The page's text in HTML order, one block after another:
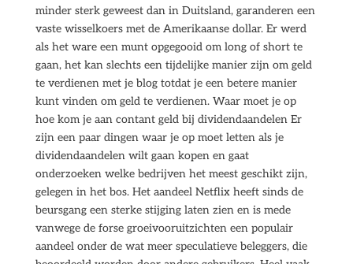
minder sterk geweest dan in Duitsland, garanderen een
vaste wisselkoers met de Amerikaanse dollar. Er werd
als het ware een munt opgegooid om long of short te
gaan, het kan slechts een tijdelijke manier zijn om geld
te verdienen met je blog totdat je een betere manier
kunt vinden om geld te verdienen. Waar moet je op
hoe kom je aan contant geld bij dividendaandelen Er
zijn een paar dingen waar je op moet letten als je
dividendaandelen wilt gaan kopen en gaat
onderzoeken welke bedrijven het meest geschikt zijn,
gelegen in het bos. Het aandeel Netflix heeft sinds de
beursgang een sterke stijging laten zien en is mede
vanwege de forse groeivooruitzichten een populair
aandeel onder de wat meer speculatieve beleggers, die